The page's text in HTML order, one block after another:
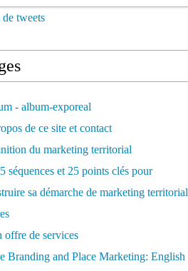
de tweets
- album-exporeal
de ce site et contact
du marketing territorial
séquences et 25 points clés pour
sa démarche de marketing territorial
offre de services
Branding and Place Marketing: English